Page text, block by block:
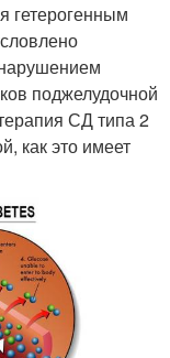
гетерогенным
поджелудочной
СД типа 2
как это имеет